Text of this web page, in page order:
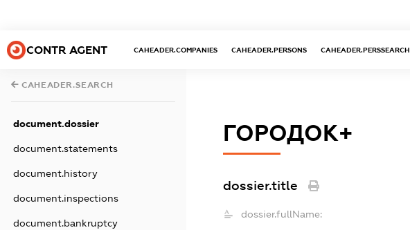
CONTR AGENT CAHEADER.COMPANIES CAHEADER.PERSONS CAHEADER.PERSSEARCH
CAHEADER.SEARCH
document.dossier
document.statements
document.history
document.inspections
document.bankruptcy
ГОРОДОК+
dossier.title
dossier.fullName: